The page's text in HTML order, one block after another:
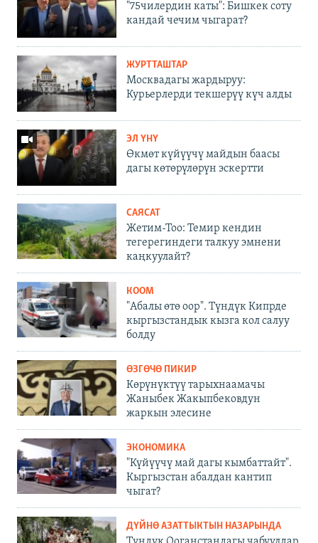
"75чилердин каты": Бишкек соту
кандай чечим чыгарат?
ЖУРТТАШТАР
Москвадагы жардыруу:
Курьерлерди текшерүү күч алды
ЭЛ ҮНҮ
Өкмөт күйүүчү майдын баасы
дагы көтөрүлөрүн эскертти
САЯСАТ
Жетим-Тоо: Темир кендин
тегерегиндеги талкуу эмнени
каңкуулайт?
КООМ
"Абалы өтө оор". Түндүк Кипрде
кыргызстандык кызга кол салуу
болду
ӨЗГӨЧӨ ПИКИР
Көрүнүктүү тарыхнаамачы
Жаныбек Жакыпбековдун
жаркын элесине
ЭКОНОМИКА
"Күйүүчү май дагы кымбаттайт".
Кыргызстан абалдан кантип
чыгат?
ДҮЙНӨ АЗАТТЫКТЫН НАЗАРЫНДА